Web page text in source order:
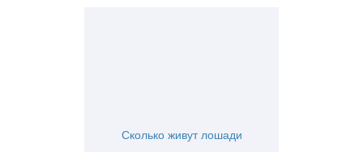
Сколько живут лошади